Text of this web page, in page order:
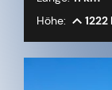
Höhe: